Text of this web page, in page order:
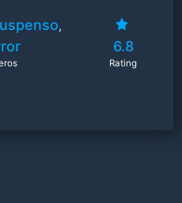
,
6.8
Rating